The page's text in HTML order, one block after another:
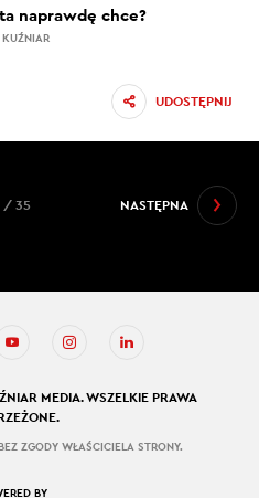
naprawdę chce?
UDOSTĘPNIJ
NASTĘPNA
/ 35
MEDIA. WSZELKIE PRAWA
ZGODY WŁAŚCICIELA STRONY.
BY